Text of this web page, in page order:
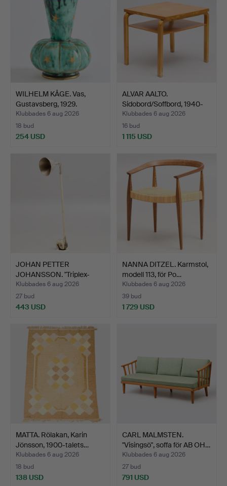
WILHELM KÅGE. Vas,
Gustavsberg, 1929.
Klubbades 6 aug 2026
18 bud
254 USD
ALVAR AALTO.
Sidobord/Soffbord, 1940-
tal.
Klubbades 6 aug 2026
16 bud
1 115 USD
JOHAN PETTER
JOHANSSON. "Triplex-
pendel", …
Klubbades 6 aug 2026
27 bud
443 USD
NANNA DITZEL. Karmstol,
modell 113, för Po…
Klubbades 6 aug 2026
39 bud
1 729 USD
MATTA. Rölakan, Karin
Jönsson, 1900-talets…
Klubbades 6 aug 2026
18 bud
138 USD
CARL MALMSTEN.
"Visingsö", soffa för AB OH…
Klubbades 6 aug 2026
27 bud
791 USD